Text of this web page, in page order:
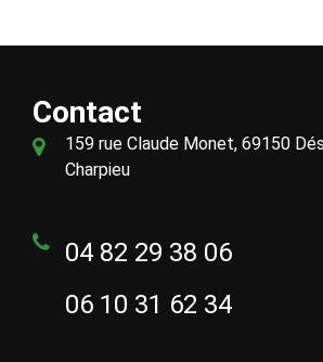
Contact
159 rue Claude Monet, 69150
Charpieu
04 82 29 38 06
06 10 31 62 34